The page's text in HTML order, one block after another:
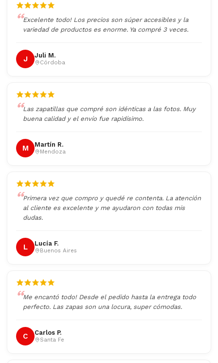
Excelente todo! Los precios son súper accesibles y la
variedad de productos es enorme. Ya compré 3 veces.
J Juli M.
Córdoba
Las zapatillas que compré son idénticas a las fotos. Muy
buena calidad y el envío fue rapidísimo.
M Martín R.
Mendoza
Primera vez que compro y quedé re contenta. La atención
al cliente es excelente y me ayudaron con todas mis
dudas.
L Lucía F.
Buenos Aires
Me encantó todo! Desde el pedido hasta la entrega todo
perfecto. Las zapas son una locura, super cómodas.
C Carlos P.
Santa Fe